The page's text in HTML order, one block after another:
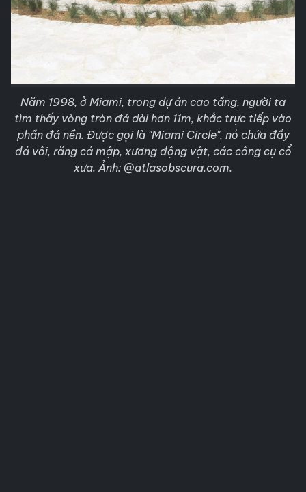
Năm 1998, ở Miami, trong dự án cao tầng, người ta
tìm thấy vòng tròn đá dài hơn 11m, khắc trực tiếp vào
phần đá nền. Được gọi là "Miami Circle", nó chứa đầy
đá vôi, răng cá mập, xương động vật, các công cụ cổ
xưa. Ảnh: @atlasobscura.com.